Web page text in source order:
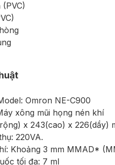
Omron NE-C900
xông mũi họng nén khí
x 243(cao) x 226(dầy)
220VA.
Khoảng 3 mm MMAD*
tối đa: 7 ml